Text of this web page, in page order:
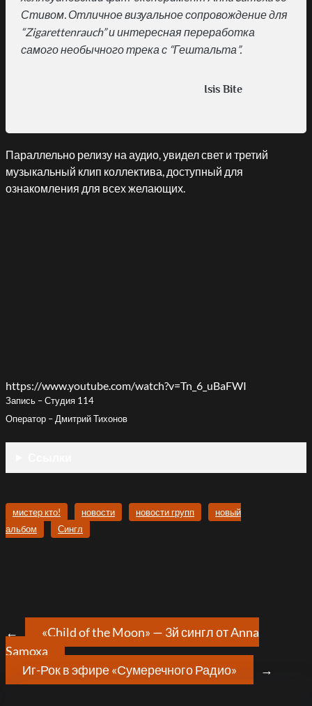
Стивом. Отличное визуальное сопровождение для
“Zigarettenrauch” и интересная переработка
самого необычного трека с “Гештальта”.
Isis Bite
Параллельно релизу на аудио, увидел свет и третий
музыкальный клип коллектива, доступный для
ознакомления для всех желающих.
https://www.youtube.com/watch?v=Tn_6_uBaFWI
Запись – Студия 114
Оператор – Дмитрий Тихонов
мистер кто! новости новости групп
новый
альбом
Сингл
←
«Child of the Moon» — 3й сингл от Anna
Samoxa
Иг-Рок в эфире «Сумеречного Радио»
→